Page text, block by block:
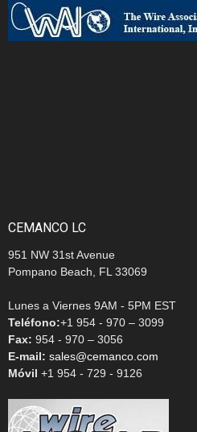
CEMANCO LC
951 NW 31st Avenue
Pompano Beach, FL 33069
Lunes a Viernes 9AM - 5PM EST
Teléfono:+1 954 - 970 – 3099
Fax: 954 - 970 – 3056
E-mail: sales@cemanco.com
Móvil +1 954 - 729 - 9126